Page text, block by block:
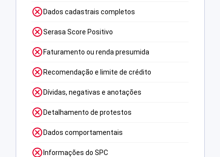
Dados cadastrais completos
Serasa Score Positivo
Faturamento ou renda presumida
Recomendação e limite de crédito
Dívidas, negativas e anotações
Detalhamento de protestos
Dados comportamentais
Informações do SPC